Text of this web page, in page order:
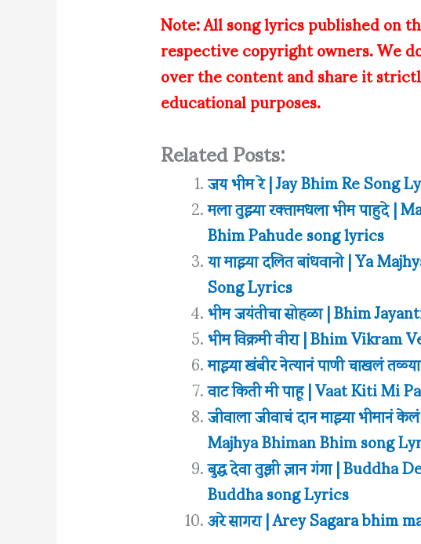
Note: All song lyrics published on
respective copyright owners. We
over the content and share it
educational purposes.
Related Posts:
जय भीम रे | Jay Bhim Re Song
मला तुझ्या रक्तामधला भीम पाहुदे
Bhim Pahude song lyrics
या माझ्या दलित बांधवानो | Ya
Song Lyrics
भीम जयंतीचा सोहळा | Bhim
भीम विक्रमी वीरा | Bhim
माझ्या खंबीर नेत्यानं पाणी चाखलं
वाट किती मी पाहू | Vaat Kiti
जीवाला जीवाचं दान माझ्या
Majhya Bhiman Bhim song
बुद्ध देवा तुझी ज्ञान गंगा |
Buddha song Lyrics
अरे सागरा | Arey Sagara bhim